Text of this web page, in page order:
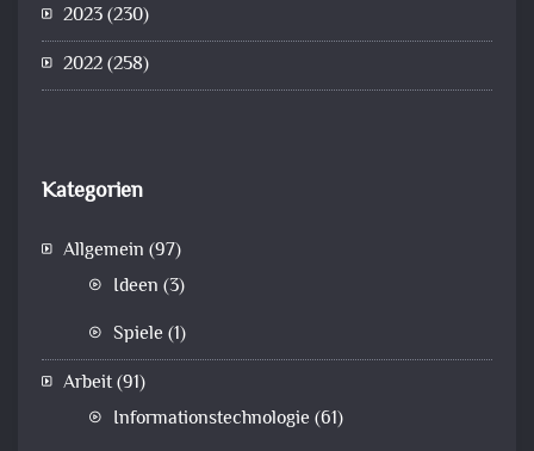
2023(230)
2022(258)
Kategorien
Allgemein (97)
Ideen (3)
Spiele (1)
Arbeit(91)
Informationstechnologie (61)